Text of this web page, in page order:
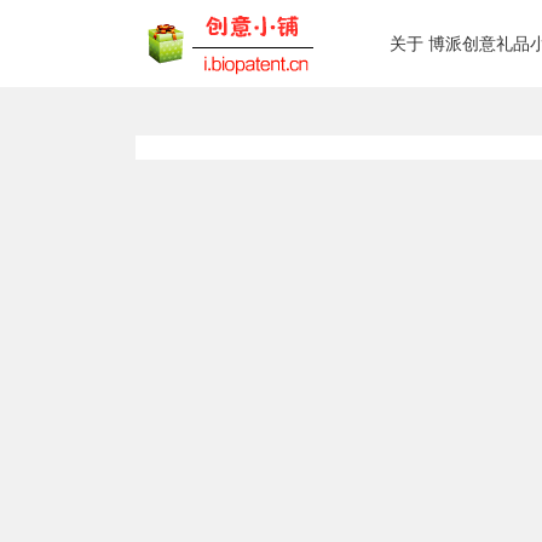
关于 博派创意礼品